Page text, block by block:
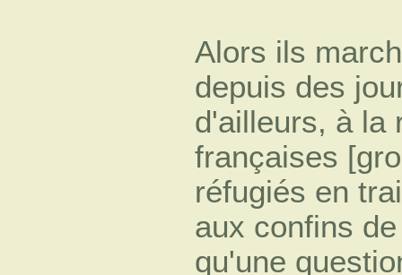
Alors ils
depuis des
d'ailleurs, à la
françaises
réfugiés en
aux confins
qu'une